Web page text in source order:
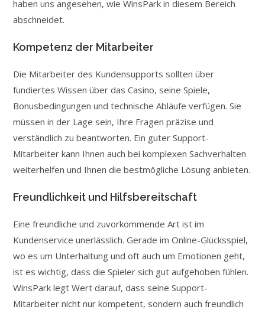
haben uns angesehen, wie WinsPark in diesem Bereich
abschneidet.
Kompetenz der Mitarbeiter
Die Mitarbeiter des Kundensupports sollten über
fundiertes Wissen über das Casino, seine Spiele,
Bonusbedingungen und technische Abläufe verfügen. Sie
müssen in der Lage sein, Ihre Fragen präzise und
verständlich zu beantworten. Ein guter Support-
Mitarbeiter kann Ihnen auch bei komplexen Sachverhalten
weiterhelfen und Ihnen die bestmögliche Lösung anbieten.
Freundlichkeit und Hilfsbereitschaft
Eine freundliche und zuvorkommende Art ist im
Kundenservice unerlässlich. Gerade im Online-Glücksspiel,
wo es um Unterhaltung und oft auch um Emotionen geht,
ist es wichtig, dass die Spieler sich gut aufgehoben fühlen.
WinsPark legt Wert darauf, dass seine Support-
Mitarbeiter nicht nur kompetent, sondern auch freundlich